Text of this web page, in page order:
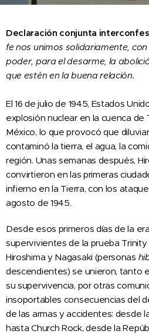
Declaración conjunta
fe nos unimos solidariamente,
poder, para el desarme, la
que estén en la buena relación.
El 16 de julio de 1945, Estados
explosión nuclear en la cuenca de
México, lo que provocó que
contaminó la tierra, el agua, la
región. Unas semanas después,
convirtieron en las primeras
infierno en la Tierra, con los
agosto de 1945.
Desde esos primeros días de la
supervivientes de la prueba
Hiroshima y Nagasaki (personas
descendientes) se unieron, tanto
su supervivencia, por otras
insoportables consecuencias del
de las armas y accidentes: desde
hasta Church Rock, desde la